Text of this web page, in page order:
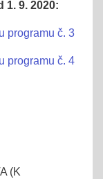
1. 9. 2020:
programu č. 3
programu č. 4
(K